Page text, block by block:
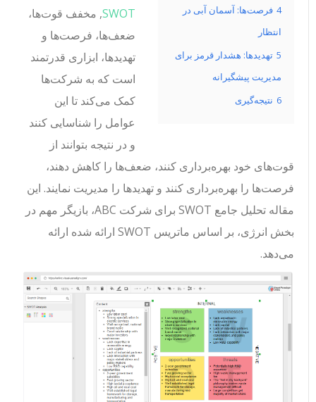
فرصت‌ها: آسمان آبی در
انتظار
تهدیدها: هشدار قرمز برای
مدیریت پیشگیرانه
نتیجه‌گیری
SWOT, مخفف قوت‌ها،
ضعف‌ها، فرصت‌ها و
تهدیدها، ابزاری قدرتمند
است که به شرکت‌ها
کمک می‌کند تا این
عوامل را شناسایی کنند
و در نتیجه بتوانند از
قوت‌های خود بهره‌برداری کنند، ضعف‌ها را کاهش دهند،
فرصت‌ها را بهره‌برداری کنند و تهدیدها را مدیریت نمایند. این
مقاله تحلیل جامع SWOT برای شرکت ABC، بازیگر مهم در
بخش انرژی، بر اساس ماتریس SWOT ارائه شده ارائه
می‌دهد.